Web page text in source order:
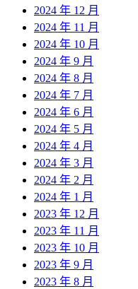
2024 年 12 月
2024 年 11 月
2024 年 10 月
2024 年 9 月
2024 年 8 月
2024 年 7 月
2024 年 6 月
2024 年 5 月
2024 年 4 月
2024 年 3 月
2024 年 2 月
2024 年 1 月
2023 年 12 月
2023 年 11 月
2023 年 10 月
2023 年 9 月
2023 年 8 月